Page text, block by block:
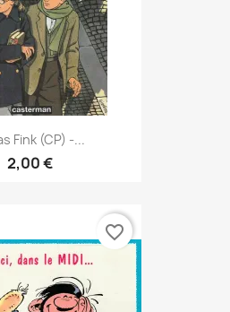
Fink (CP) -...
2,00 €
favorite_border